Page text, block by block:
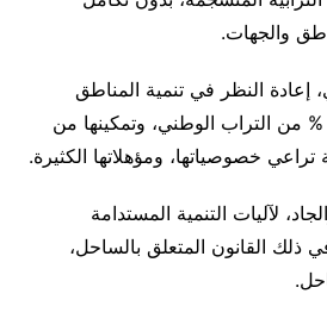
والجهات.
النظر في تنمية المناطق
الجبلية، التي تغطي 30 % من التراب الوطني، وتمكينها من
خصوصياتها، ومؤهلاتها الكثيرة.
لآليات التنمية المستدامة
ذلك القانون المتعلق بالساحل،